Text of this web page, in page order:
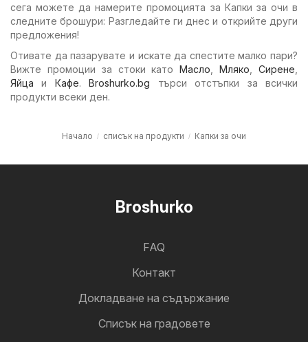
сега можете да намерите промоцията за Капки за очи в
следните брошури: Разгледайте ги днес и открийте други
предложения!
Отивате да пазарувате и искате да спестите малко пари?
Вижте промоции за стоки катоМасло ,Мляко ,Сирене
Яйца и Кафе.Broshurko.bg търси отстъпки за всички
продукти всеки ден.
Начало списък на продукти Капки за очи
Broshurko
FAQ
Контакт
Докладване на съдържание
Cписък на градовете